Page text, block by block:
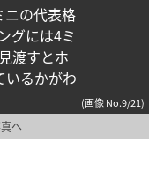
ニの代表格
グには4ミ
渡すとホ
いるかがわ
(画像 No.9/21)
へ